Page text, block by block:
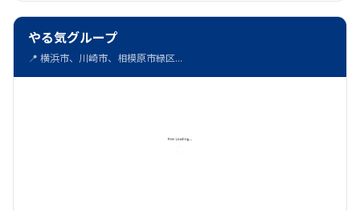
やる気グループ
📍 横浜市、川崎市、相模原市緑区...